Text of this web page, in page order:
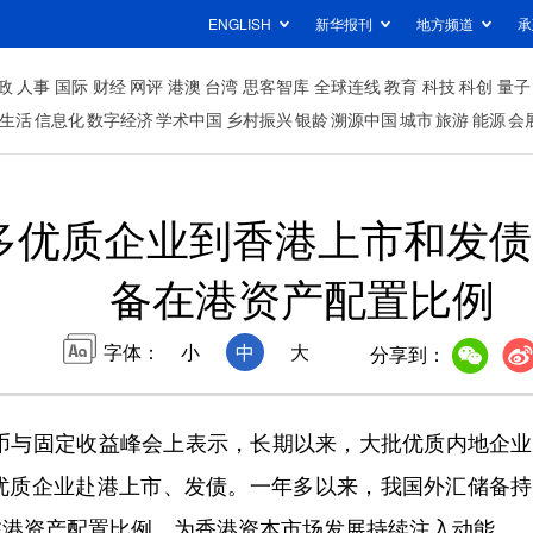
ENGLISH 新华报刊 地方频道
人事 国际 财经 网评 港澳 台湾 思客智库 全球连线教育 科技科创 量子
活信息化数字经济学术中国 乡村振兴银龄溯源中国城市旅游能源会
质企业到香港上市和发
备在港资产配置比例
字体： 小 中 大 分享到：
定收益峰会上表示，长期以来，大批优质内地企
企业赴港上市、发债。一年多以来，我国外汇储备